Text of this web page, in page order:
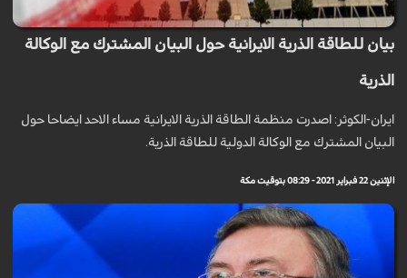
بيان للطاقة الذرية الايرانية حول البيان المشترك مع الوكالة
الذرية
ايران-الكوثر: اصدرت منظمة الطاقة الذرية الايرانية مساء الاحد ايضاحا حول
البيان المشترك مع الوكالة الدولية للطاقة الذرية.
الإثنين 22 فبراير 2021 - 08:29 بتوقيت مكة